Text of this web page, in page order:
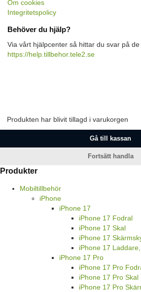
Om cookies
Integritetspolicy
Behöver du hjälp?
Via vårt hjälpcenter så hittar du svar på
https://help.tillbehor.tele2.se
Produkten har blivit tillagd i varukorgen
Gå till kassan
Fortsätt handla
Produkter
Mobiltillbehör
iPhone
iPhone 17
iPhone 17 Fodral
iPhone 17 Skal
iPhone 17
iPhone 17
iPhone 17 Pro
iPhone 17 Pro
iPhone 17 Pro Skal
iPhone 17 Pro